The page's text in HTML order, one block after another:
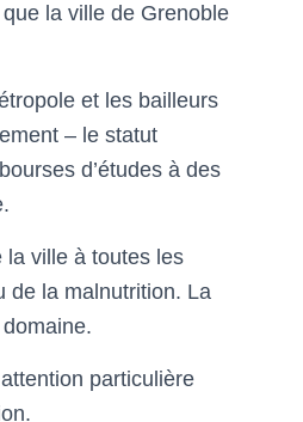
la ville de Grenoble
et les bailleurs
– le statut
d’études à des
la ville à toutes les
de la malnutrition. La
particulière